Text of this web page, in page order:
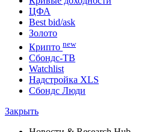
ЦФА
Best bid/ask
Золото
Крипто new
Сбондс-ТВ
Watchlist
Надстройка XLS
Сбондс Люди
Закрыть